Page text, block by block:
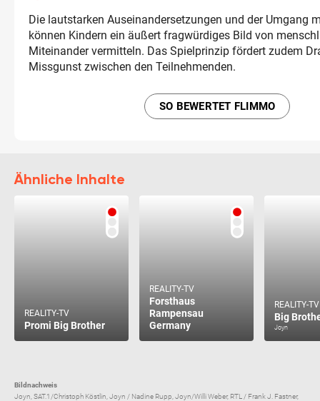
Die lautstarken Auseinandersetzungen und der Umgang
können Kindern ein äußert fragwürdiges Bild von
Miteinander vermitteln. Das Spielprinzip fördert zudem
Missgunst zwischen den Teilnehmenden.
SO BEWERTET FLIMMO
Ähnliche Inhalte
REALITY-TV
Promi Big Brother
REALITY-TV
Forsthaus
Rampensau
Germany
REALITY-TV
Big
Joyn
Bildnachweis
Joyn, SAT.1/Christoph Köstlin, Joyn / Nadine Rupp, Joyn/Willi Weber, RTL / Frank J. Fastner,